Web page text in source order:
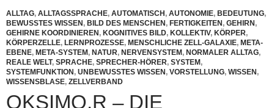
ALLTAG, ALLTAGSSPRACHE, AUTOMATISCH, AUTONOMIE, BEDEUTUNG,
BEWUSSTES WISSEN, BILD DES MENSCHEN, FERTIGKEITEN, GEHIRN,
GEHIRNE KOORDINIEREN, KOGNITIVES BILD, KOLLEKTIV, KÖRPER,
KÖRPERZELLE, LERNPROZESSE, MENSCHLICHE ZELL-GALAXIE, META-
EBENE, META-SYSTEM, NATUR, NERVENSYSTEM, NORMALER ALLTAG,
REALE WELT, SPRACHE, SPRECHER-HÖRER, SYSTEM,
SYSTEMFUNKTION, UNBEWUSSTES WISSEN, VORSTELLUNG, WISSEN,
WISSENSBLASE, ZELLVERBAND
OKSIMO.R – DIE